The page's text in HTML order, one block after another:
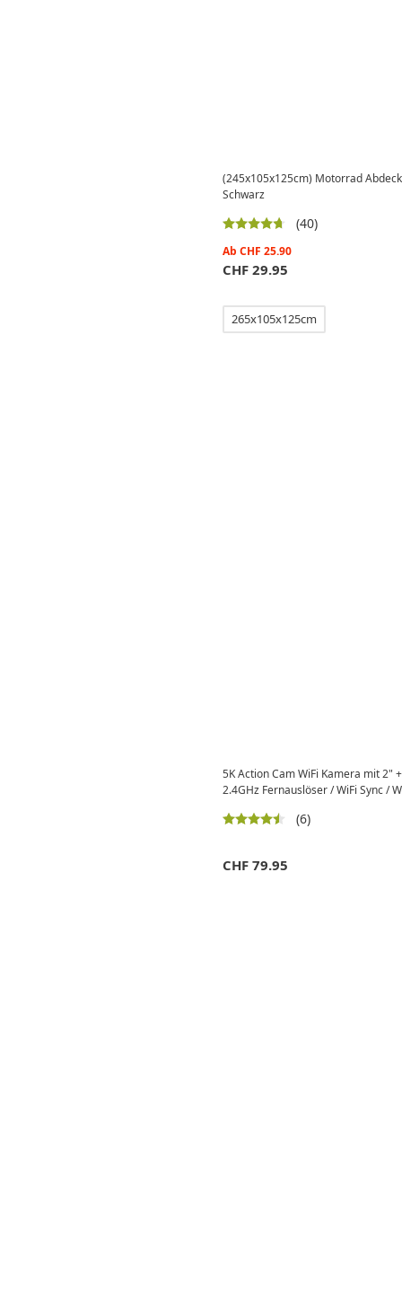
(245x105x125cm) Motorrad
Schwarz
(40)
Ab CHF 25.90
CHF 29.95
265x105x125cm
5K Action Cam WiFi Kamera mit 2"
2.4GHz Fernauslöser / WiFi Sync /
(6)
CHF 79.95